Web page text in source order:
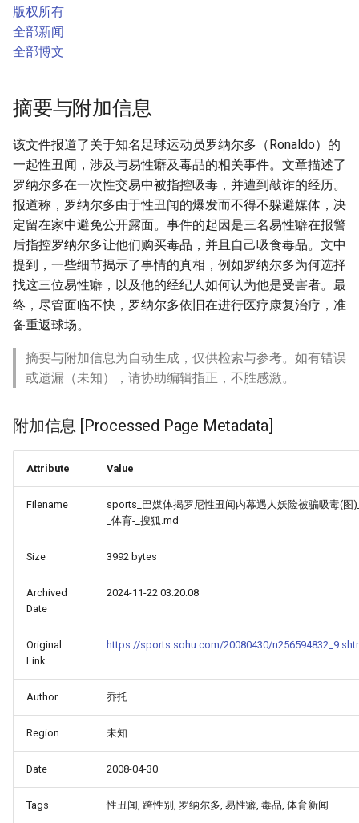
版权所有
全部新闻
全部博文
摘要与附加信息
该文件报道了关于知名足球运动员罗纳尔多（Ronaldo）的
一起性丑闻，涉及与易性癖及毒品的相关事件。文章描述了
罗纳尔多在一次性交易中被指控吸毒，并遭到敲诈的经历。
报道称，罗纳尔多由于性丑闻的爆发而不得不躲避媒体，决
定留在家中避免公开露面。事件的起因是三名易性癖在报警
后指控罗纳尔多让他们购买毒品，并且自己吸食毒品。文中
提到，一些细节揭示了事情的真相，例如罗纳尔多为何选择
找这三位易性癖，以及他的经纪人如何认为他是受害者。最
终，尽管面临不快，罗纳尔多依旧在进行医疗康复治疗，准
备重返球场。
摘要与附加信息为自动生成，仅供检索与参考。如有错误
或遗漏（未知），请协助编辑指正，不胜感激。
附加信息 [Processed Page Metadata]
Attribute Value
Filename
sports_巴媒体揭罗尼性丑闻内幕遇人妖险被骗吸毒(图
_体育-_搜狐.md
Size 3992 bytes
Archived
Date
2024-11-22 03:20:08
Original
Link
https://sports.sohu.com/20080430/
Author 乔托
Region 未知
Date 2008-04-30
Tags 性丑闻, 跨性别, 罗纳尔多, 易性癖, 毒品, 体育新闻